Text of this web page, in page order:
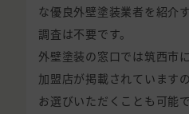
な優良外壁塗装業者を紹介
調査は不要です。
外壁塗装の窓口では筑西市
加盟店が掲載されています
お選びいただくことも可能で